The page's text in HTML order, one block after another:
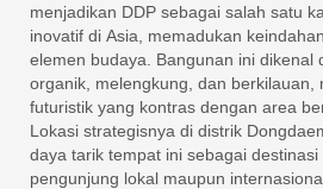
menjadikan DDP sebagai salah satu
inovatif di Asia, memadukan
elemen budaya. Bangunan ini dikenal
organik, melengkung, dan berkilauan,
futuristik yang kontras dengan area
Lokasi strategisnya di distrik
daya tarik tempat ini sebagai
pengunjung lokal maupun